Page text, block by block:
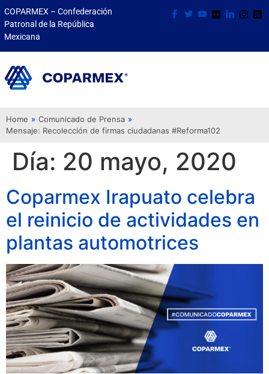
COPARMEX – Confederación
Patronal de la República
Mexicana
Home » Comunicado de Prensa »
Mensaje: Recolección de firmas ciudadanas #Reforma102
Día: 20 mayo, 2020
Coparmex Irapuato celebra
el reinicio de actividades en
plantas automotrices